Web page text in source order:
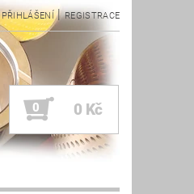
PŘIHLÁŠENÍ | REGISTRACE
0 0 Kč